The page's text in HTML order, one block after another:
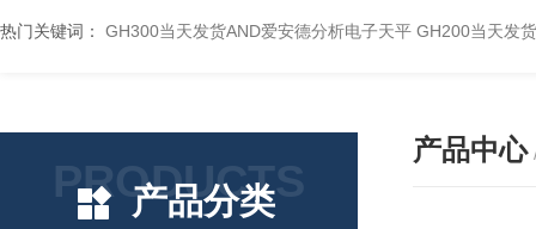
热门关键词： GH300当天发货AND爱安德分析电子天平 GH200当天发
PRODUCTS
产品分类
产品中心